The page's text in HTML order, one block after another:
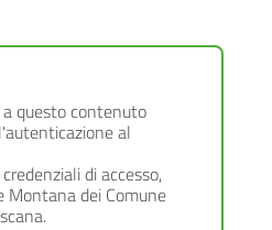
questo contenuto
al
di accesso,
dei Comune